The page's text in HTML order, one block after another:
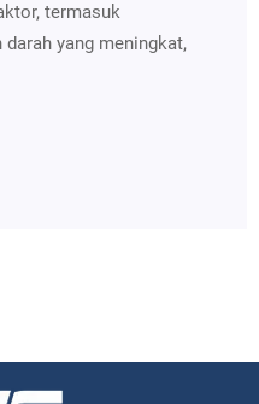
termasuk
yang meningkat,